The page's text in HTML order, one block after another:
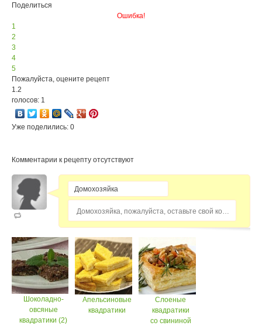
Поделиться
Ошибка!
1
2
3
4
5
Пожалуйста, оцените рецепт
1.2
голосов: 1
Уже поделились: 0
Комментарии к рецепту отсутствуют
Домохозяйка, пожалуйста, оставьте свой комментарий...
Шоколадно-
овсяные
квадратики (2)
Апельсиновые
квадратики
Слоеные
квадратики
со свининой